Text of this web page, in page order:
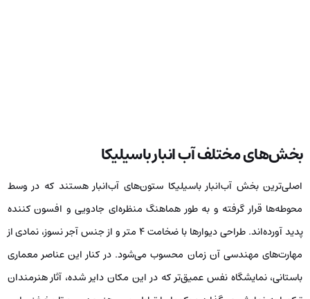
بخش‌های مختلف آب انبار باسیلیکا
اصلی‌ترین بخش آب‌انبار باسیلیکا ستون‌های آب‌انبار هستند که در وسط
محوطه‌ها قرار گرفته و به طور هماهنگ منظره‌ای جادویی و افسون کننده
پدید آورده‌اند. طراحی دیوارها با ضخامت ۴ متر و از جنس آجر نسوز، نمادی از
مهارت‌های مهندسی آن زمان محسوب می‌شود. در کنار این عناصر معماری
باستانی، نمایشگاه نفس عمیق‌تر که در این مکان دایر شده، آثار هنرمندان